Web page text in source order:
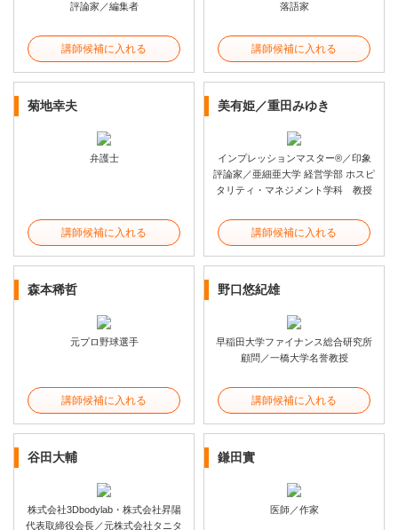
評論家／編集者
講師候補に入れる
落語家
講師候補に入れる
菊地幸夫
弁護士
講師候補に入れる
美有姫／重田みゆき
インプレッションマスター®／印象
評論家／亜細亜大学 経営学部 ホスピ
タリティ・マネジメント学科 教授
講師候補に入れる
森本稀哲
元プロ野球選手
講師候補に入れる
野口悠紀雄
早稲田大学ファイナンス総合研究所
顧問／一橋大学名誉教授
講師候補に入れる
谷田大輔
株式会社3Dbodylab・株式会社昇陽
代表取締役会長／元株式会社タニタ
鎌田實
医師／作家